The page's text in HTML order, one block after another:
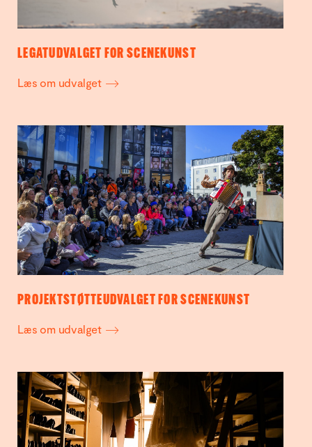
LEGATUDVALGET FOR SCENEKUNST
Læs om udvalget
PROJEKTSTØTTEUDVALGET FOR SCENEKUNST
Læs om udvalget